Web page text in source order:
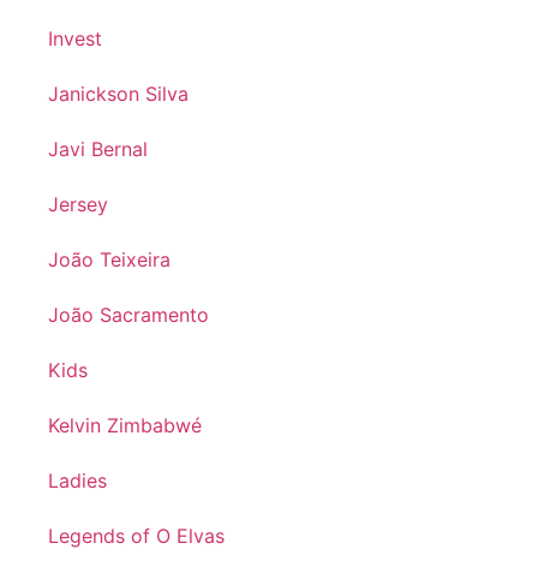
Invest
Janickson Silva
Javi Bernal
Jersey
João Teixeira
João Sacramento
Kids
Kelvin Zimbabwé
Ladies
Legends of O Elvas